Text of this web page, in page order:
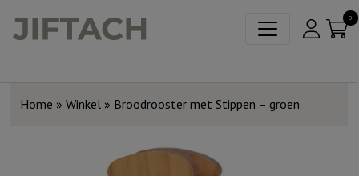
0
Home » Winkel » Broodrooster met Stippen – groen